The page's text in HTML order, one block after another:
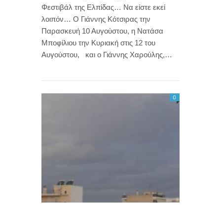
Φεστιβάλ της Ελπίδας… Να είστε εκεί
λοιπόν… Ο Γιάννης Κότσιρας την
Παρασκευή 10 Αυγούστου, η Νατάσα
Μποφίλιου την Κυριακή στις 12 του
Αυγούστου, και ο Γιάννης Χαρούλης,…
0